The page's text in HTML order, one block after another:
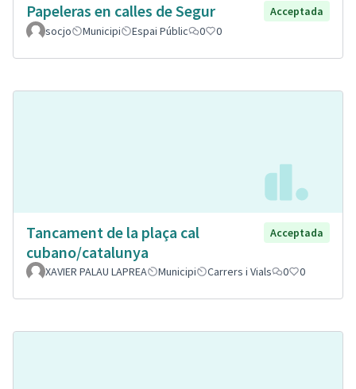
Papeleras en calles de Segur
Acceptada
socjo
Municipi Espai Públic 0 0
Tancament de la plaça cal
cubano/catalunya
Acceptada
XAVIER PALAU LAPREA Municipi Carrers i Vials 0 0